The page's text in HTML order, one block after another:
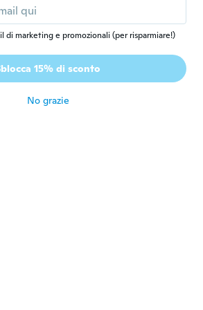
88 recensioni 82 caricamenti
woth this one came but is
di marketing e promozionali (per risparmiare!)
15% di sconto
No grazie